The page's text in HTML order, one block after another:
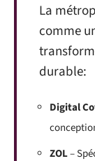
La
comme
durable:
Digital
ZOL–